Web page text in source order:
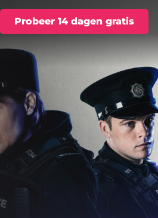
Probeer 14 dagen gratis